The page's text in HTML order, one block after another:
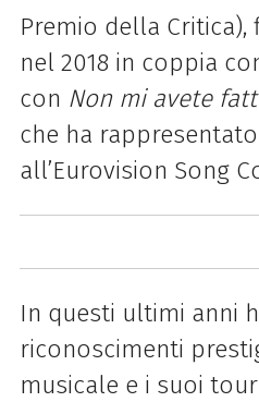
Premio della
nel 2018 in coppia
con Non mi avete
che ha
all’Eurovision Song
In questi ultimi anni
riconoscimenti
musicale e i suoi